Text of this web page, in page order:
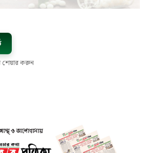
শেয়ার করুন